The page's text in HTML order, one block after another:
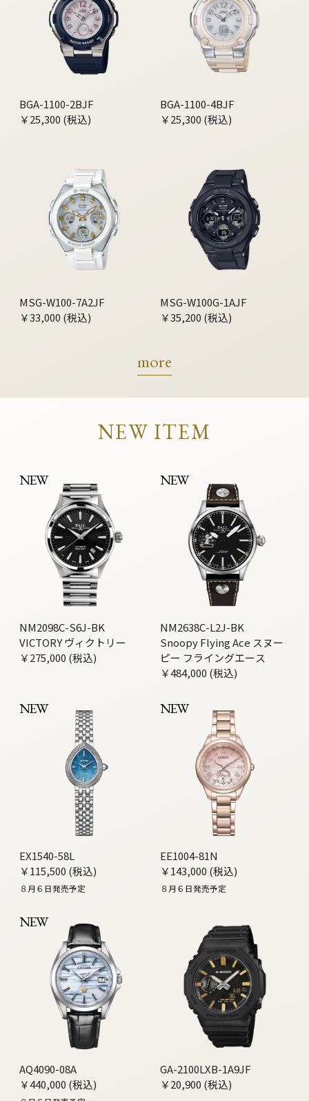
BGA-1100-2BJF
￥25,300 (税込)
BGA-1100-4BJF
￥25,300 (税込)
MSG-W100-7A2JF
￥33,000 (税込)
MSG-W100G-1AJF
￥35,200 (税込)
more
NEW ITEM
NEW
NM2098C-S6J-BK
VICTORY ヴィクトリー
￥275,000 (税込)
NEW
NM2638C-L2J-BK
Snoopy Flying Ace スヌー
ピー フライングエース
￥484,000 (税込)
NEW
EX1540-58L
￥115,500 (税込)
８月６日発売予定
NEW
EE1004-81N
￥143,000 (税込)
８月６日発売予定
NEW
AQ4090-08A
￥440,000 (税込)
GA-2100LXB-1A9JF
￥20,900 (税込)